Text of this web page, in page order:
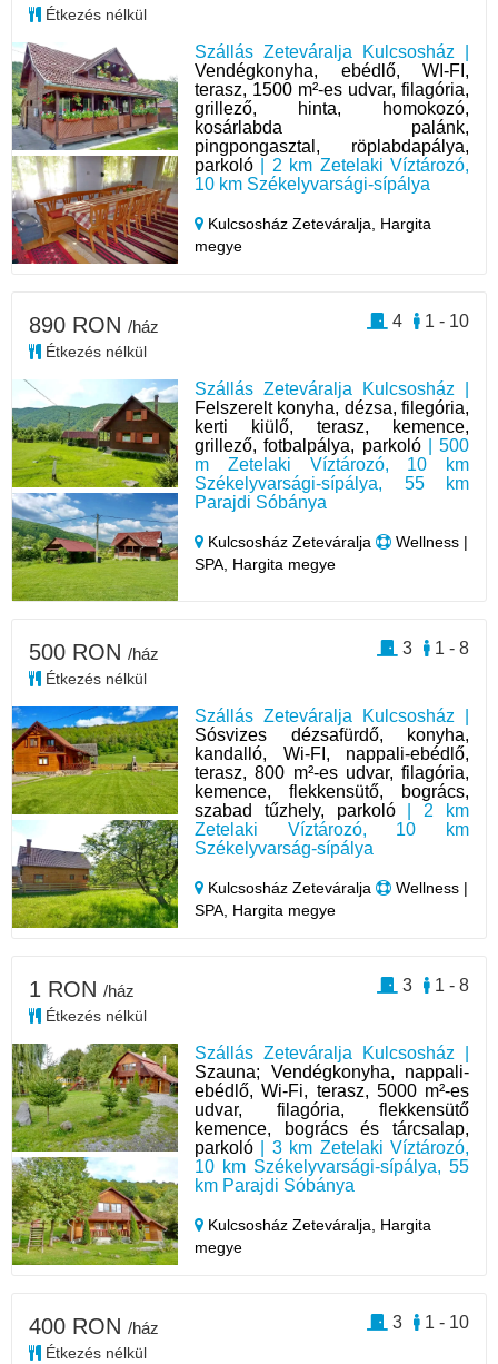
Szállás Zeteváralja Kulcsosház |
Vendégkonyha, ebédlő, WI-FI,
terasz, 1500 m²-es udvar, filagória,
grillező, hinta, homokozó,
kosárlabda palánk,
pingpongasztal, röplabdapálya,
parkoló | 2 km Zetelaki Víztározó,
10 km Székelyvarsági-sípálya
Kulcsosház Zeteváralja, Hargita
megye
Étkezés nélkül
Szállás Zeteváralja Kulcsosház |
Felszerelt konyha, dézsa, filegória,
kerti kiülő, terasz, kemence,
grillező, fotbalpálya, parkoló| 500
m Zetelaki Víztározó, 10 km
Székelyvarsági-sípálya, 55 km
Parajdi Sóbánya
Kulcsosház Zeteváralja
Wellness |
SPA, Hargita megye
890 RON /ház
Étkezés nélkül
1 - 10
4
Szállás Zeteváralja Kulcsosház |
Sósvizes dézsafürdő, konyha,
kandalló, Wi-FI, nappali-ebédlő,
terasz, 800 m²-es udvar, filagória,
kemence, flekkensütő, bogrács,
szabad tűzhely, parkoló| 2 km
Zetelaki Víztározó, 10 km
Székelyvarság-sípálya
Kulcsosház Zeteváralja
Wellness |
SPA, Hargita megye
500 RON /ház
Étkezés nélkül
1 - 8
3
Szállás Zeteváralja Kulcsosház |
Szauna; Vendégkonyha, nappali-
ebédlő, Wi-Fi, terasz, 5000 m²-es
udvar, filagória, flekkensütő
kemence, bogrács és tárcsalap,
parkoló | 3 km Zetelaki Víztározó,
10 km Székelyvarsági-sípálya, 55
km Parajdi Sóbánya
Kulcsosház Zeteváralja, Hargita
megye
1 RON /ház
Étkezés nélkül
1 - 8
3
400 RON /ház
Étkezés nélkül
1 - 10
3